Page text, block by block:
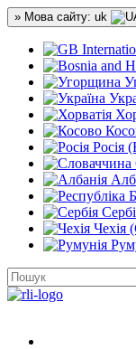
» Мова сайту: uk
Росія
Чехія